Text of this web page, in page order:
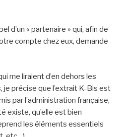
d’un « partenaire » qui, afin de
compte chez eux, demande
me liraient d’en dehors les
précise que l’extrait K-Bis est
par l’administration française,
existe, qu’elle est bien
les éléments essentiels